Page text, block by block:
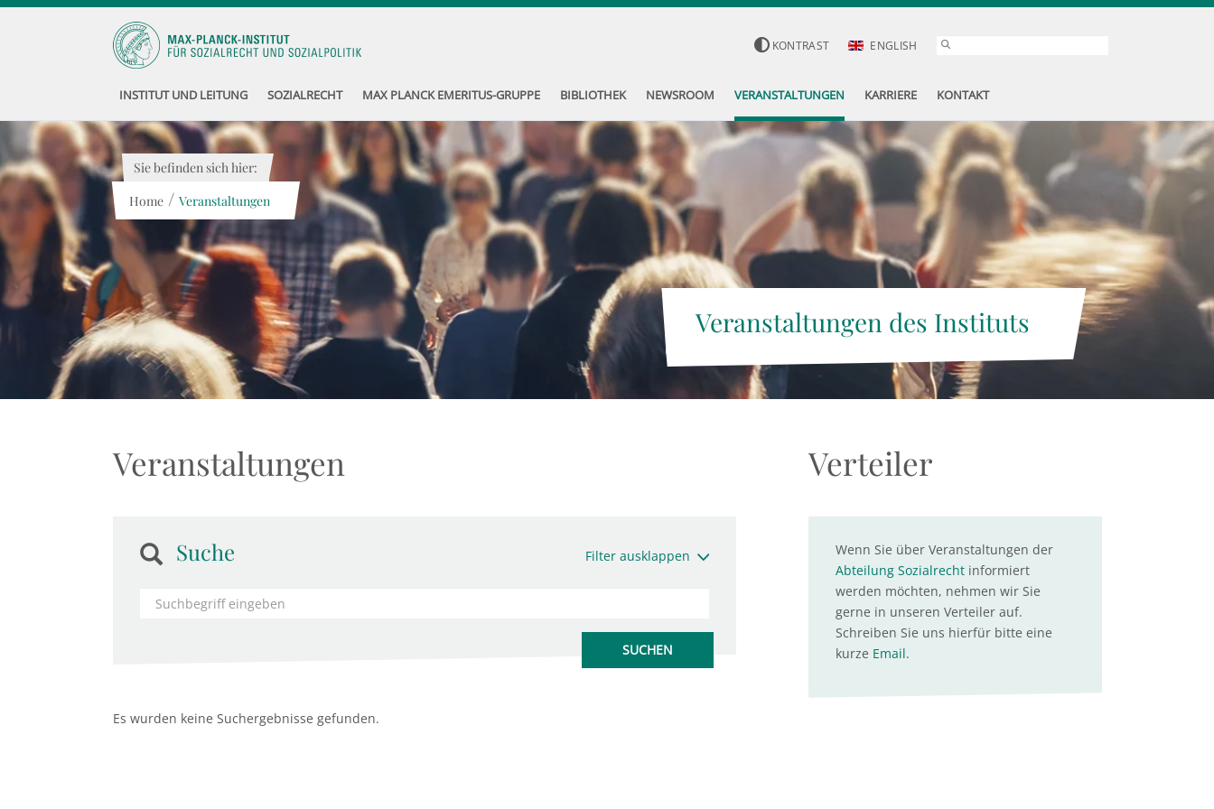
KONTRAST ENGLISH
INSTITUT UND LEITUNG SOZIALRECHT MAX PLANCK EMERITUS-GRUPPE BIBLIOTHEK NEWSROOM VERANSTALTUNGEN KARRIERE KONTAKT
Veranstaltungen des Instituts
Sie befinden sich hier:
Home / Veranstaltungen
Veranstaltungen
Suche Filter ausklappen
Es wurden keine Suchergebnisse gefunden.
Verteiler
Wenn Sie über Veranstaltungen der
Abteilung Sozialrechtinformiert
werden möchten, nehmen wir Sie
gerne in unseren Verteiler auf.
Schreiben Sie uns hierfür bitte eine
kurze Email.